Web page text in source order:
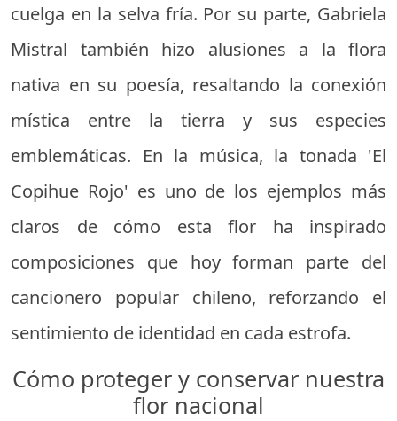
cuelga en la selva fría. Por su parte, Gabriela
Mistral también hizo alusiones a la flora
nativa en su poesía, resaltando la conexión
mística entre la tierra y sus especies
emblemáticas. En la música, la tonada 'El
Copihue Rojo' es uno de los ejemplos más
claros de cómo esta flor ha inspirado
composiciones que hoy forman parte del
cancionero popular chileno, reforzando el
sentimiento de identidad en cada estrofa.
Cómo proteger y conservar nuestra
flor nacional